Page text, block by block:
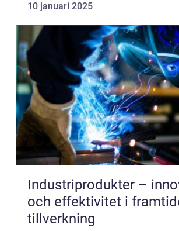
10 januari 2025
Industriprodukter –
och effektivitet i
tillverkning